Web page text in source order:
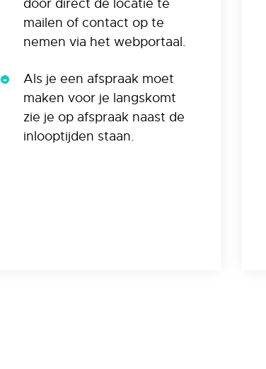
door direct de locatie te
mailen of contact op te
nemen via het webportaal.
Als je een afspraak moet
maken voor je langskomt
zie je op afspraak naast de
inlooptijden staan.